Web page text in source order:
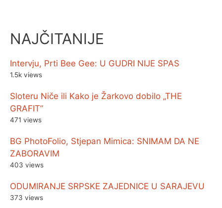
NAJČITANIJE
Intervju, Prti Bee Gee: U GUDRI NIJE SPAS
1.5k views
Sloteru Niče ili Kako je Žarkovo dobilo „THE
GRAFIT”
471 views
BG PhotoFolio, Stjepan Mimica: SNIMAM DA NE
ZABORAVIM
403 views
ODUMIRANJE SRPSKE ZAJEDNICE U SARAJEVU
373 views